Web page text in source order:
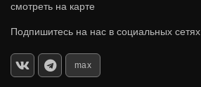
смотреть на карте
Подпишитесь на нас в социальных сетях
max